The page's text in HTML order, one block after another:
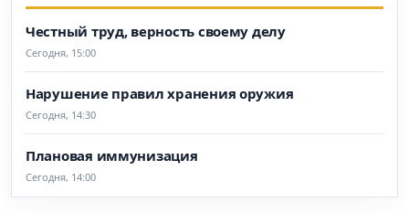
Честный труд, верность своему делу
Сегодня, 15:00
Нарушение правил хранения оружия
Сегодня, 14:30
Плановая иммунизация
Сегодня, 14:00